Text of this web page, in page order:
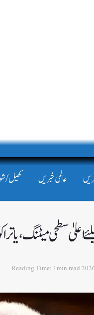
عالمی خبریں کھیل/
اعلیٰ سطحی میٹنگ،یاترا
Reading Time: 1min read